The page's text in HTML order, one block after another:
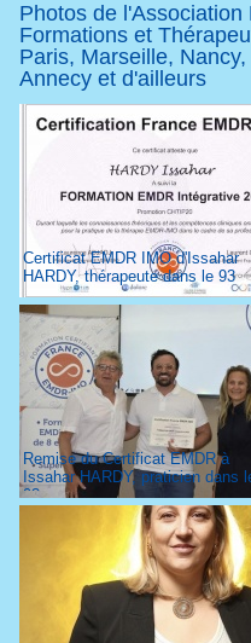
Photos de
Formations et
Paris, Marseille,
Annecy et d'ailleurs
Certificat EMDR IMO d'Issahar
HARDY, thérapeute dans le 93
Remise du Certificat EMDR à
Issahar HARDY, praticien dans
93